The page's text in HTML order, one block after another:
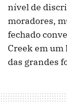
nível de
moradores,
fechado
Creek em
das grandes